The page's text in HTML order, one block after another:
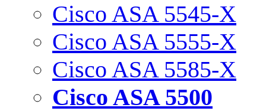
Cisco ASA 5545-X
Cisco ASA 5555-X
Cisco ASA 5585-X
Cisco ASA 5500